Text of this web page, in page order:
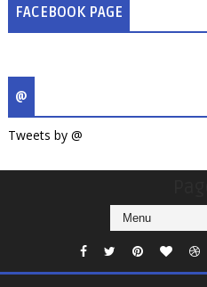
FACEBOOK PAGE
@
Tweets by @